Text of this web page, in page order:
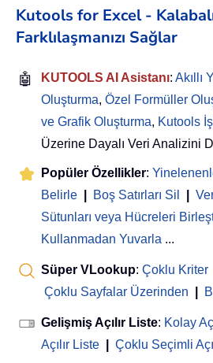
Kutools for Excel -
Farklılaşmanızı Sağlar
🤖 KUTOOLS AI Asistanı: Akıllı
Oluşturma, Özel Formüller
ve Grafik Oluşturma, Kutools
Üzerine Dayalı Veri Analizini
Popüler Özellikler:
Belirle
Boş Satırları Sil
Sütunları veya Hücreleri
Kullanmadan Yuvarla ...
Süper VLookup: Çoklu Kriter
Çoklu Sayfalar Üzerinden
Gelişmiş Açılır Liste: Kolay
Açılır Liste
Çoklu Seçimli